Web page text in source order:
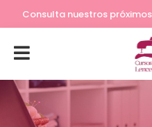
Consulta nuestros